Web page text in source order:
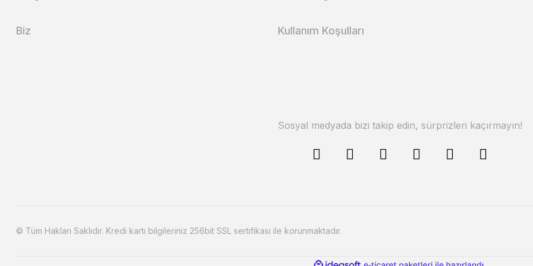
Biz Kullanım Koşulları
Sosyal medyada bizi takip edin, sürprizleri kaçırmayın!
© Tüm Hakları Saklıdır. Kredi kartı bilgileriniz 256bit SSL sertifikası ile korunmaktadır.